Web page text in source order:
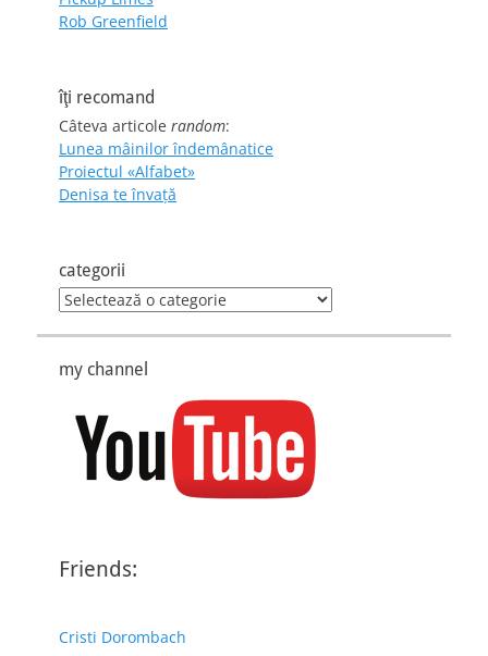
Rob Greenfield
îţi recomand
Câteva articole random:
Lunea mâinilor îndemânatice
Proiectul «Alfabet»
Denisa te învaţă
categorii
categorii
my channel
Friends:
Cristi Dorombach